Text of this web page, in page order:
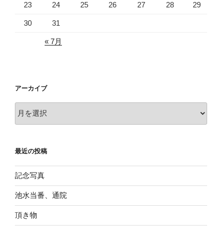
23 24 25 26 27 28 29
30 31
« 7月
アーカイブ
ー
ブ
最近の投稿
記念写真
池水当番、通院
頂き物